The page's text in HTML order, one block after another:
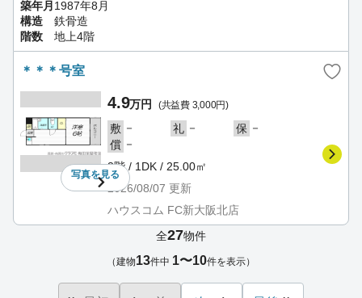
築年月1987年8月
構造
鉄骨造
階数
地上4階
＊＊＊号室
写真を見る
4.9万円 (共益費 3,000円)
敷 － 礼 － 保 －
償 －
3階 / 1DK / 25.00㎡
2026/08/07 更新
ハウスコム FC新大阪北店
全27物件
（建物13件中 1〜10件を表示）